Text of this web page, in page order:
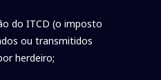
do ITCD (o imposto
ou transmitidos
herdeiro;